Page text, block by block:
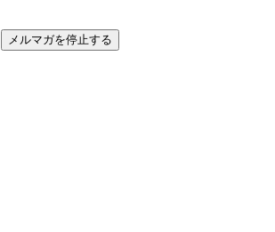
メルマガを停止する